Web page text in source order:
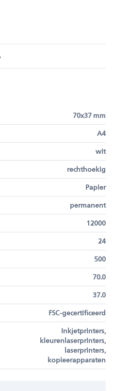
70x37 mm
A4
wit
rechthoekig
Papier
permanent
12000
24
500
70.0
37.0
FSC-gecertificeerd
Inkjetprinters,
kleurenlaserprinters,
laserprinters,
kopieerapparaten